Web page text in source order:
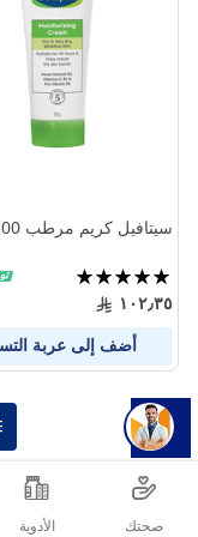
سيتافيل كريم مرطب 100جم
تقييم:
100%
١٠٢٫٣٥
أضف إلى عربة
صحتك الأدوية